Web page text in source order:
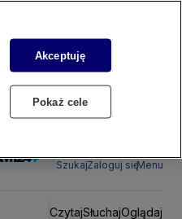
SzukajZaloguj sięMenu
CzytajSłuchajOglądaj
Akceptuję
Pokaż cele